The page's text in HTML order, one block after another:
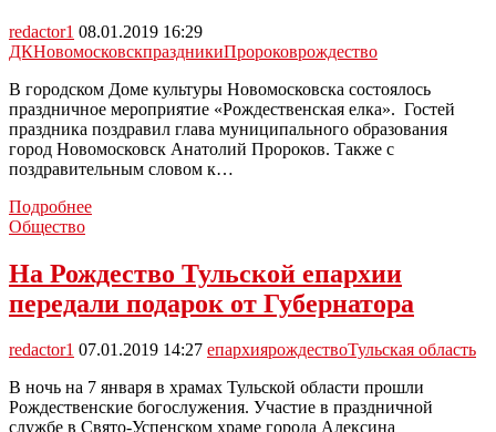
redactor1 08.01.2019 16:29
ДКНовомосковскпраздникиПророковрождество
В городском Доме культуры Новомосковска состоялось
праздничное мероприятие «Рождественская елка». Гостей
праздника поздравил глава муниципального образования
город Новомосковск Анатолий Пророков. Также с
поздравительным словом к…
ПодробнееПророков
Рождественской
елке
Общество
На Рождество Тульской епархии
передали подарок от Губернатора
redactor1 07.01.2019 14:27 епархиярождествоТульская область
В ночь на 7 января в храмах Тульской области прошли
Рождественские богослужения. Участие в праздничной
службе в Свято-Успенском храме города Алексина